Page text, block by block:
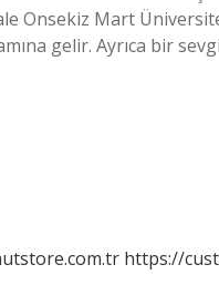
Onsekiz Mart
gelir. Ayrıca bir
https://